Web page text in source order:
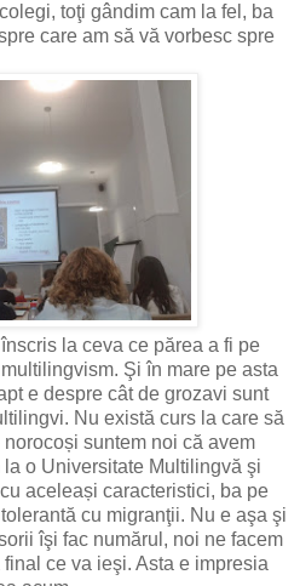
toţi gândim cam la fel, ba
care am să vă vorbesc spre
la ceva ce părea a fi pe
Şi în mare pe asta
e despre cât de grozavi sunt
Nu există curs la care să
suntem noi că avem
o Universitate Multilingvă şi
aceleași caracteristici, ba pe
cu migranţii. Nu e aşa şi
îşi fac numărul, noi ne facem
ce va ieşi. Asta e impresia